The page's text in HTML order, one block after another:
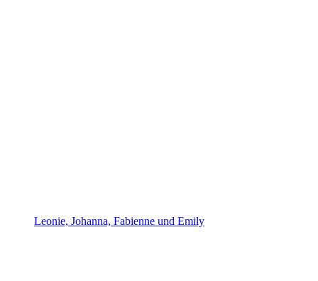
Leonie, Johanna, Fabienne und Emily